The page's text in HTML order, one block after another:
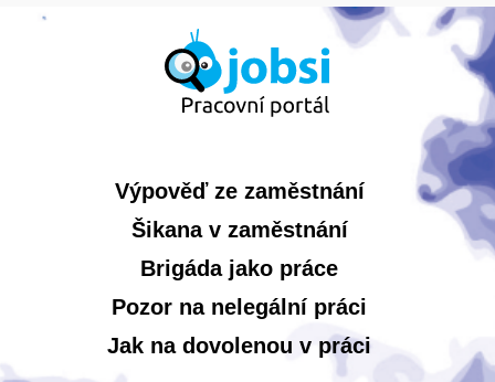
Výpověď ze zaměstnání
Šikana v zaměstnání
Brigáda jako práce
Pozor na nelegální práci
Jak na dovolenou v práci